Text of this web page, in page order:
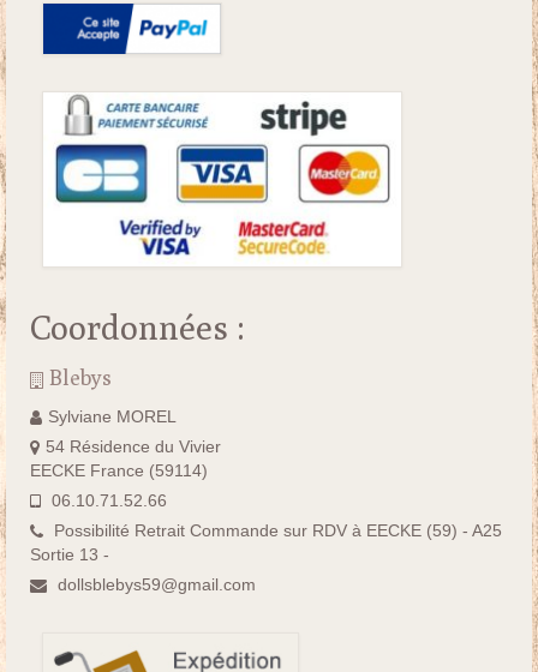
Coordonnées :
Blebys
Sylviane MOREL
54 Résidence du Vivier
EECKE France (59114)
06.10.71.52.66
Possibilité Retrait Commande sur RDV à EECKE (59) - A25
Sortie 13 -
dollsblebys59@gmail.com